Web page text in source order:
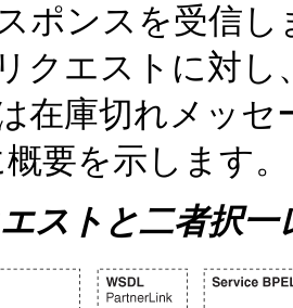
ポンスを受信
クエストに対
在庫切れメッ
概要を示します。
ストと二者択一